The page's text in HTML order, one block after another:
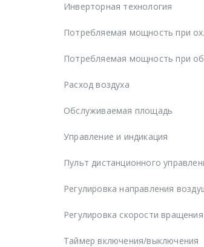
Инверторная технология
Потребляемая мощность при
Потребляемая мощность при
Расход воздуха
Обслуживаемая площадь
Управление и индикация
Пульт дистанционного
Регулировка направления
Регулировка скорости
Таймер включения/выключения